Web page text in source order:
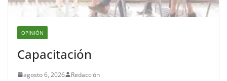
OPINIÓN
Capacitación
agosto 6, 2026 Redacción